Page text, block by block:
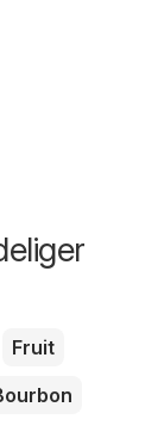
Fruit